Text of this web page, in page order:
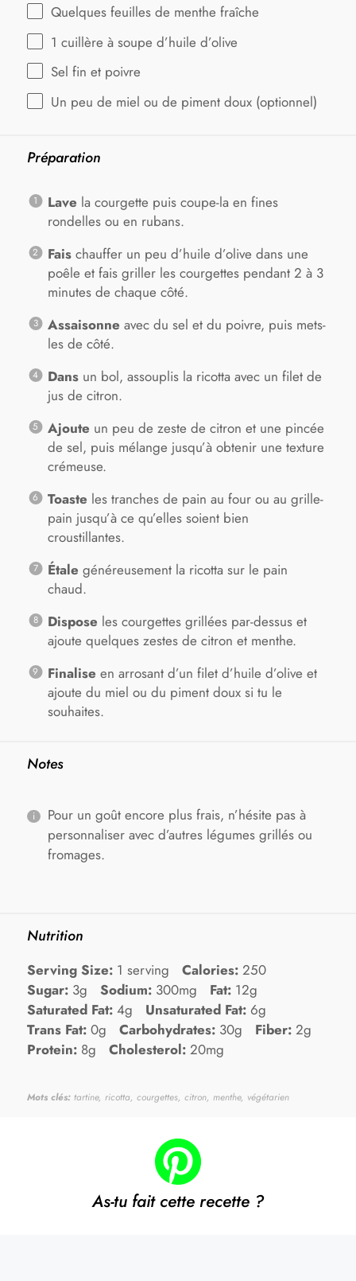
Quelques feuilles de menthe fraîche
1 cuillère à soupe d’huile d’olive
Sel fin et poivre
Un peu de miel ou de piment doux (optionnel)
Préparation
Lave la courgette puis coupe-la en fines
rondelles ou en rubans.
Faischauffer un peu d’huile d’olive dans une
poêle et fais griller les courgettes pendant 2 à 3
minutes de chaque côté.
Assaisonne avec du sel et du poivre, puis mets-
les de côté.
Dansun bol, assouplis la ricotta avec un filet de
jus de citron.
Ajoute un peu de zeste de citron et une pincée
de sel, puis mélange jusqu’à obtenir une texture
crémeuse.
Toaste les tranches de pain au four ou au grille-
pain jusqu’à ce qu’elles soient bien
croustillantes.
Étale généreusement la ricotta sur le pain
chaud.
Dispose les courgettes grillées par-dessus et
ajoute quelques zestes de citron et menthe.
Finalise en arrosant d’un filet d’huile d’olive et
ajoute du miel ou du piment doux si tu le
souhaites.
Notes
Pour un goût encore plus frais, n’hésite pas à
personnaliser avec d’autres légumes grillés ou
fromages.
Nutrition
Serving Size: 1 serving Calories: 250
Sugar: 3g Sodium: 300mg Fat: 12g
Saturated Fat: 4g Unsaturated Fat: 6g
Trans Fat: 0g Carbohydrates: 30g Fiber: 2g
Protein: 8g Cholesterol: 20mg
Mots clés: tartine, ricotta, courgettes, citron, menthe, végétarien
As-tu fait cette recette ?